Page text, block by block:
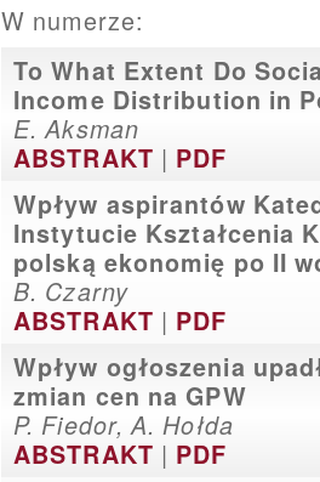
W numerze:
To What Extent Do
Income Distribution in
E. Aksman
ABSTRAKT | PDF
Wpływ aspirantów
Instytucie Kształcenia
polską ekonomię po II
B. Czarny
ABSTRAKT | PDF
Wpływ ogłoszenia
zmian cen na GPW
P. Fiedor, A. Hołda
ABSTRAKT | PDF